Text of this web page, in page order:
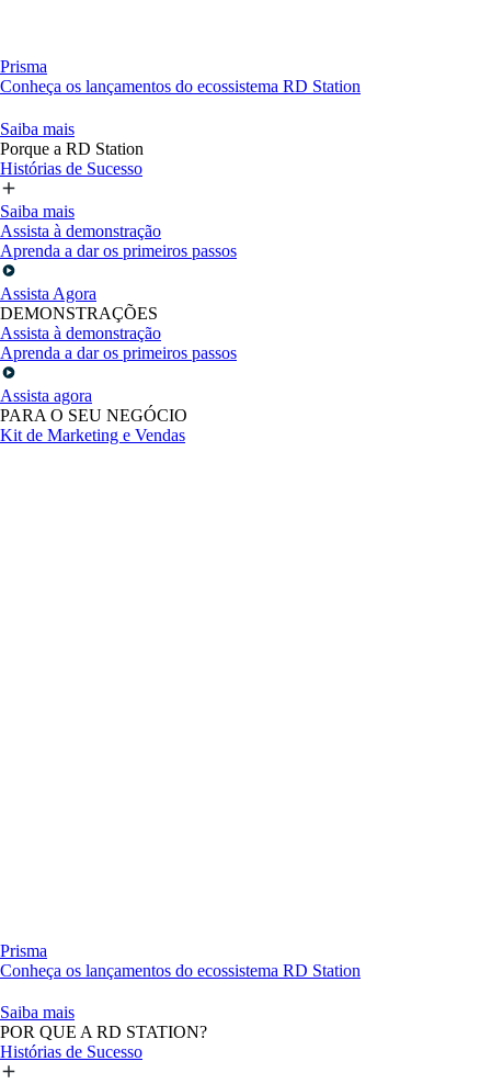
Prisma
Conheça os lançamentos do ecossistema RD Station
Saiba mais
Porque a RD Station
Histórias de Sucesso
Saiba mais
Assista à demonstração
Aprenda a dar os primeiros passos
Assista Agora
DEMONSTRAÇÕES
Assista à demonstração
Aprenda a dar os primeiros passos
Assista agora
PARA O SEU NEGÓCIO
Kit de Marketing e Vendas
Prisma
Conheça os lançamentos do ecossistema RD Station
Saiba mais
POR QUE A RD STATION?
Histórias de Sucesso